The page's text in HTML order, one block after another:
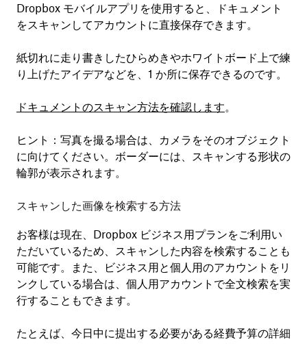
Dropbox モバイルアプリを使用すると、ドキュメント
をスキャンしてアカウントに直接保存できます。
紙切れに走り書きしたひらめきやホワイトボード上で練
り上げたアイデアなどを、1 か所に保存できるのです。
ドキュメントのスキャン方法を確認します。
ヒント： 写真を撮る場合は、カメラをそのオブジェクト
に向けてください。ボーダーには、スキャンする形状の
輪郭が表示されます。
スキャンした画像を検索する方法
お客様は現在、Dropbox ビジネス用プランをご利用い
ただいているため、スキャンした内容を検索することも
可能です。また、ビジネス用と個人用のアカウントをリ
ンクしている場合は、個人用アカウントで全文検索を実
行することもできます。
たとえば、今日中に提出する必要がある経費予算の詳細